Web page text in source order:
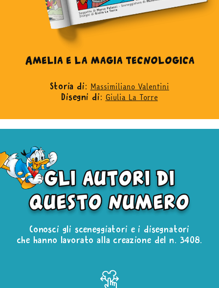
Amelia e la magia tecnologica
Storia di: Massimiliano Valentini
Disegni di: Giulia La Torre
gli autori di
questo numero
Conosci gli sceneggiatori e i disegnatori
che hanno lavorato alla creazione del n. 3408.